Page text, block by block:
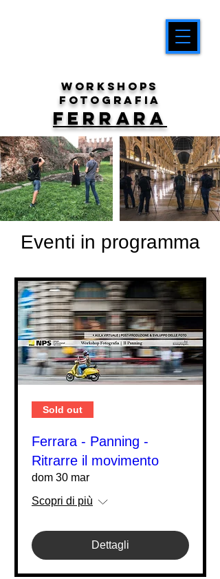
workshops
fotografia
FERRARA
Eventi in programma
Sold out
Ferrara - Panning -
Ritrarre il movimento
dom 30 mar
Scopri di più
Dettagli